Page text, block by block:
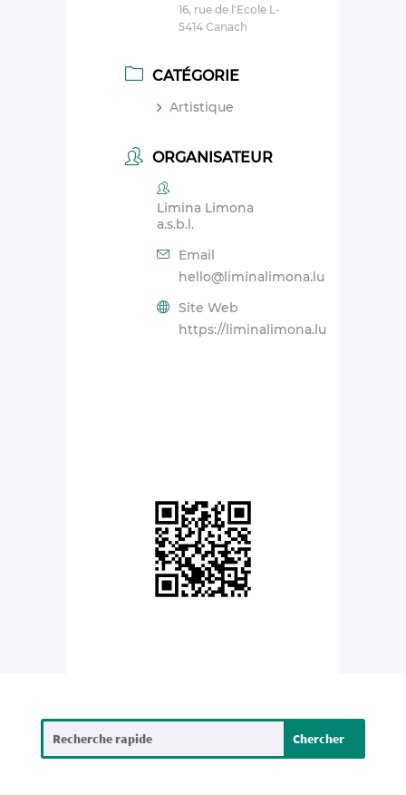
16, rue de l'Ecole L-
5414 Canach
CATÉGORIE
Artistique
ORGANISATEUR
Limina Limona
a.s.b.l.
Email
hello@liminalimona.lu
Site Web
https://liminalimona.lu